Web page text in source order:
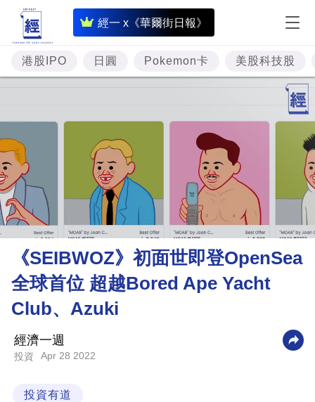
經一 x《華爾街日報》
即
時
財
經
題
投
資
樓
市
理
財
商
業
技
港股IPO 日圓 Pokemon卡 美股科技股
《SEIBWOZ》初面世即登OpenSea
全球首位 超越Bored Ape Yacht
Club、Azuki
經濟一週
投資 Apr 28 2022
投資有道